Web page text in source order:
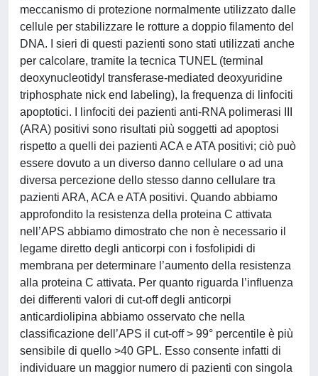
meccanismo di protezione normalmente utilizzato dalle
cellule per stabilizzare le rotture a doppio filamento del
DNA. I sieri di questi pazienti sono stati utilizzati anche
per calcolare, tramite la tecnica TUNEL (terminal
deoxynucleotidyl transferase-mediated deoxyuridine
triphosphate nick end labeling), la frequenza di linfociti
apoptotici. I linfociti dei pazienti anti-RNA polimerasi III
(ARA) positivi sono risultati più soggetti ad apoptosi
rispetto a quelli dei pazienti ACA e ATA positivi; ciò può
essere dovuto a un diverso danno cellulare o ad una
diversa percezione dello stesso danno cellulare tra
pazienti ARA, ACA e ATA positivi. Quando abbiamo
approfondito la resistenza della proteina C attivata
nell’APS abbiamo dimostrato che non è necessario il
legame diretto degli anticorpi con i fosfolipidi di
membrana per determinare l’aumento della resistenza
alla proteina C attivata. Per quanto riguarda l’influenza
dei differenti valori di cut-off degli anticorpi
anticardiolipina abbiamo osservato che nella
classificazione dell’APS il cut-off > 99° percentile è più
sensibile di quello >40 GPL. Esso consente infatti di
individuare un maggior numero di pazienti con singola